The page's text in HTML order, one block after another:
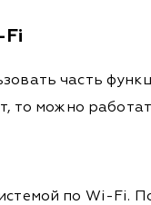
Fi
часть
то можно
по Wi-Fi.